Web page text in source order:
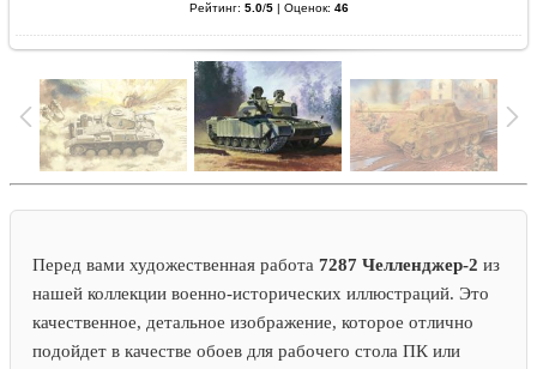
Рейтинг: 5.0/5| Оценок: 46
Перед вами художественная работа 7287 Челленджер-2 из
нашей коллекции военно-исторических иллюстраций. Это
качественное, детальное изображение, которое отлично
подойдет в качестве обоев для рабочего стола ПК или